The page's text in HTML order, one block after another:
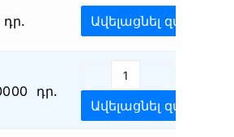
դր.
Առանց
ընտրության
հետո)
քանակ
Ավելացնել զամբյուղ
դր.
Ձեռագրի
քանակ
Ավելացնել զամբյուղ